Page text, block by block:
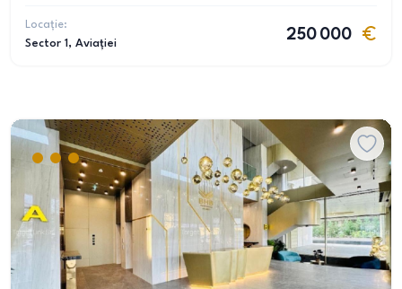
Locație:
Sector 1 , Aviației
250 000